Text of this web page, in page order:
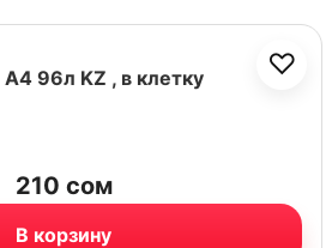
♡
96л KZ , в клетку
210 сом
В корзину